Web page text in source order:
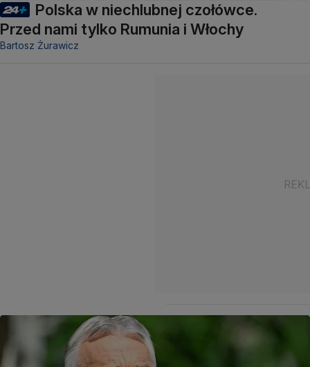
Polska w niechlubnej czołówce.
Przed nami tylko Rumunia i Włochy
Bartosz Żurawicz